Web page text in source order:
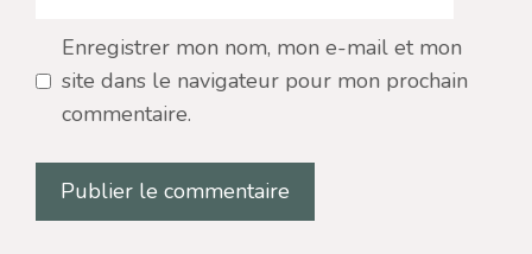
Enregistrer mon nom, mon e-mail et mon
site dans le navigateur pour mon prochain
commentaire.